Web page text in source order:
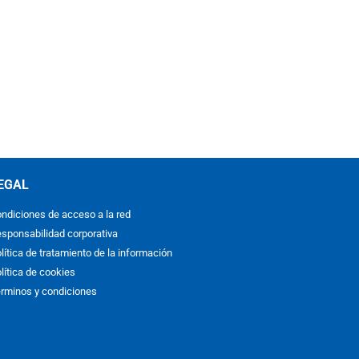
de acceso a la red
corporativa
de tratamiento de la información
de cookies
y condiciones